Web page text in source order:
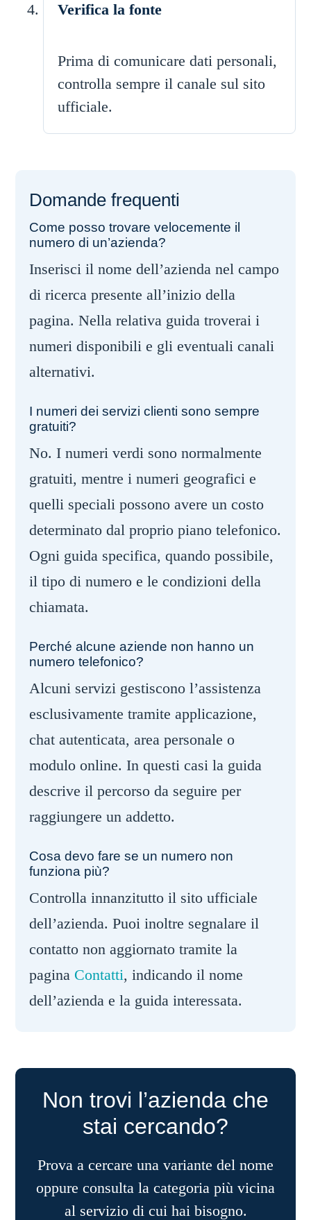
Verifica la fonte
Prima di comunicare dati personali,
controlla sempre il canale sul sito
ufficiale.
Domande frequenti
Come posso trovare velocemente il
numero di un’azienda?
Inserisci il nome dell’azienda nel campo
di ricerca presente all’inizio della
pagina. Nella relativa guida troverai i
numeri disponibili e gli eventuali canali
alternativi.
I numeri dei servizi clienti sono sempre
gratuiti?
No. I numeri verdi sono normalmente
gratuiti, mentre i numeri geografici e
quelli speciali possono avere un costo
determinato dal proprio piano telefonico.
Ogni guida specifica, quando possibile,
il tipo di numero e le condizioni della
chiamata.
Perché alcune aziende non hanno un
numero telefonico?
Alcuni servizi gestiscono l’assistenza
esclusivamente tramite applicazione,
chat autenticata, area personale o
modulo online. In questi casi la guida
descrive il percorso da seguire per
raggiungere un addetto.
Cosa devo fare se un numero non
funziona più?
Controlla innanzitutto il sito ufficiale
dell’azienda. Puoi inoltre segnalare il
contatto non aggiornato tramite la
pagina Contatti, indicando il nome
dell’azienda e la guida interessata.
Non trovi l’azienda che
stai cercando?
Prova a cercare una variante del nome
oppure consulta la categoria più vicina
al servizio di cui hai bisogno.